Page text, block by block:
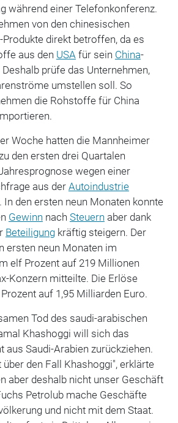
während einer Telefonkonferenz.
von den chinesischen
direkt betroffen, da es
aus den USA für sein China-
prüfe das Unternehmen,
umstellen soll. So
die Rohstoffe für China
Woche hatten die Mannheimer
den ersten drei Quartalen
wegen einer
aus der Autoindustrie
den ersten neun Monaten konnte
Gewinn nach Steuern aber dank
Beteiligungkräftig steigern. Der
ersten neun Monaten im
elf Prozent auf 219 Millionen
Konzern mitteilte. Die Erlöse
auf 1,95 Milliarden Euro.
Tod des saudi-arabischen
Khashoggi will sich das
aus Saudi-Arabien zurückziehen.
den Fall Khashoggi", erklärte
aber deshalb nicht unser Geschäft
Petrolub mache Geschäfte
und nicht mit dem Staat.